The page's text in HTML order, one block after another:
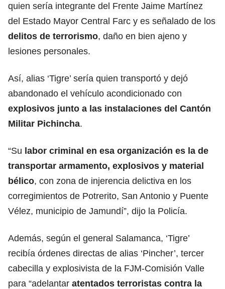
quien sería integrante del Frente Jaime Martínez
del Estado Mayor Central Farc y es señalado de los
delitos de terrorismo, daño en bien ajeno y
lesiones personales.
Así, alias ‘Tigre’ sería quien transportó y dejó
abandonado el vehículo acondicionado con
explosivos junto a las instalaciones del Cantón
Militar Pichincha.
“Su labor criminal en esa organización es la de
transportar armamento, explosivos y material
bélico, con zona de injerencia delictiva en los
corregimientos de Potrerito, San Antonio y Puente
Vélez, municipio de Jamundí”, dijo la Policía.
Además, según el general Salamanca, ‘Tigre’
recibía órdenes directas de alias ‘Pincher’, tercer
cabecilla y explosivista de la FJM-Comisión Valle
para “adelantar atentados terroristas contra la